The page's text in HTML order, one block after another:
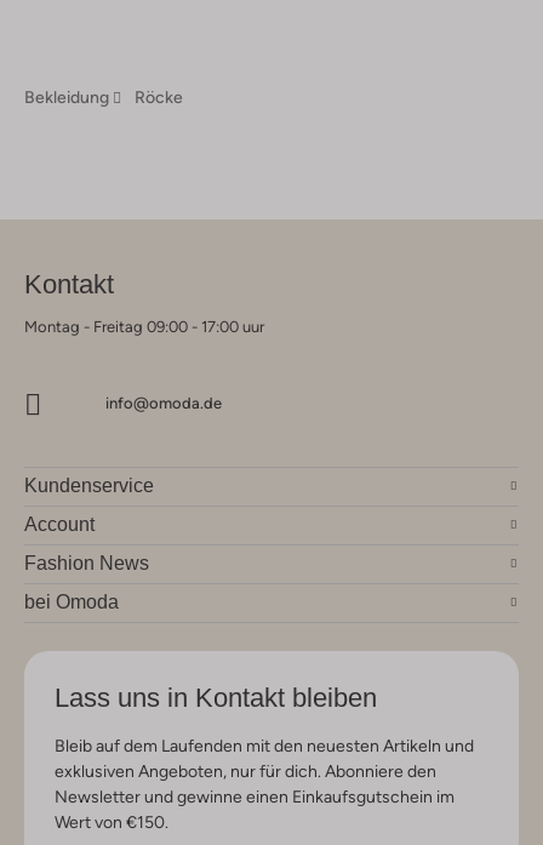
Bekleidung Röcke
Kontakt
Montag - Freitag 09:00 - 17:00 uur
info@omoda.de
Kundenservice
Account
Fashion News
bei Omoda
Lass uns in Kontakt bleiben
Bleib auf dem Laufenden mit den neuesten Artikeln und
exklusiven Angeboten, nur für dich. Abonniere den
Newsletter und gewinne einen Einkaufsgutschein im
Wert von €150.